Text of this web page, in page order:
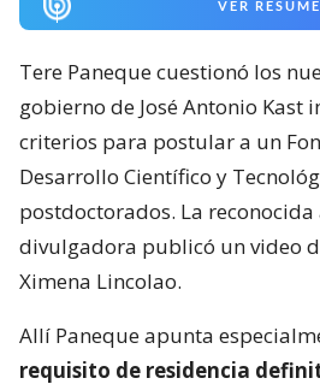
VER
Tere Paneque cuestionó los
gobierno de José Antonio Kast
criterios para postular a un
Desarrollo Científico y
postdoctorados. La
divulgadora publicó un video
Ximena Lincolao.
Allí Paneque apunta
requisito de residencia